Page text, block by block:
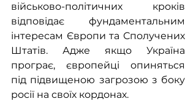
військово-політичних кроків
відповідає фундаментальним
інтересам Європи та Сполучених
Штатів. Адже якщо Україна
програє, європейці опиняться
під підвищеною загрозою з боку
росії на своїх кордонах.